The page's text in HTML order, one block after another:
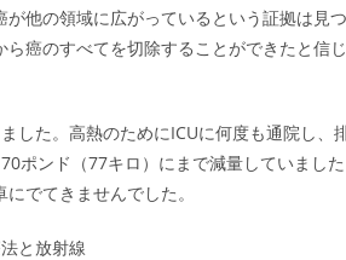
他の領域に広がっているという証拠は見
ら癌のすべてを切除することができたと信
した。高熱のためにICUに何度も通院し、
ポンド（77キロ）にまで減量していまし
でてきませんでした。
と放射線